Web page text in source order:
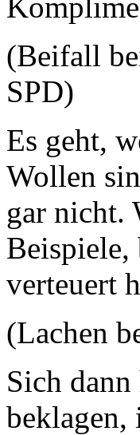
(Beifall
SPD)
Es geht,
Wollen
gar nicht.
Beispiele,
verteuert
(Lachen
Sich
beklagen,